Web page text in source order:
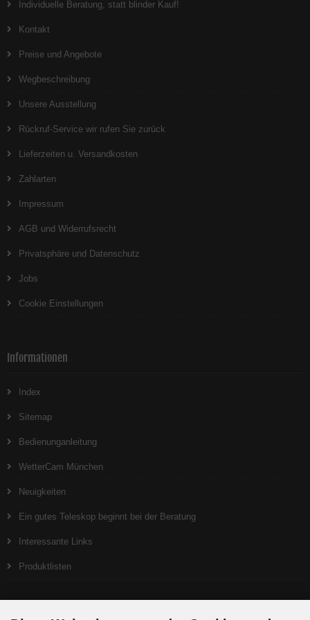
Individuelle Beratung, statt blinder Kauf!
Kontakt
Preise und Angebote
Wegbeschreibung
Unsere Ausstellung
Rückruf-Service wir rufen Sie zurück
Lieferzeiten u. Versandkosten
Zahlarten
Impressum
AGB und Widerrufsrecht
Privatsphäre und Datenschutz
Jobs
Cookie Einstellungen
Informationen
Index
Sitemap
Bedienunganleitung
WetterCam München
Neuigkeiten
Ein gutes Teleskop beginnt bei der Beratung
Interessante Links
Produktlisten